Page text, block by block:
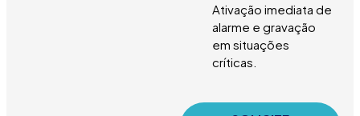
Ativação imediata de
alarme e gravação
em situações
críticas.